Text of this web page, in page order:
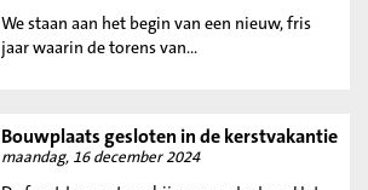
We staan aan het begin van een nieuw, fris
jaar waarin de torens van...
Bouwplaats gesloten in de kerstvakantie
maandag, 16 december 2024